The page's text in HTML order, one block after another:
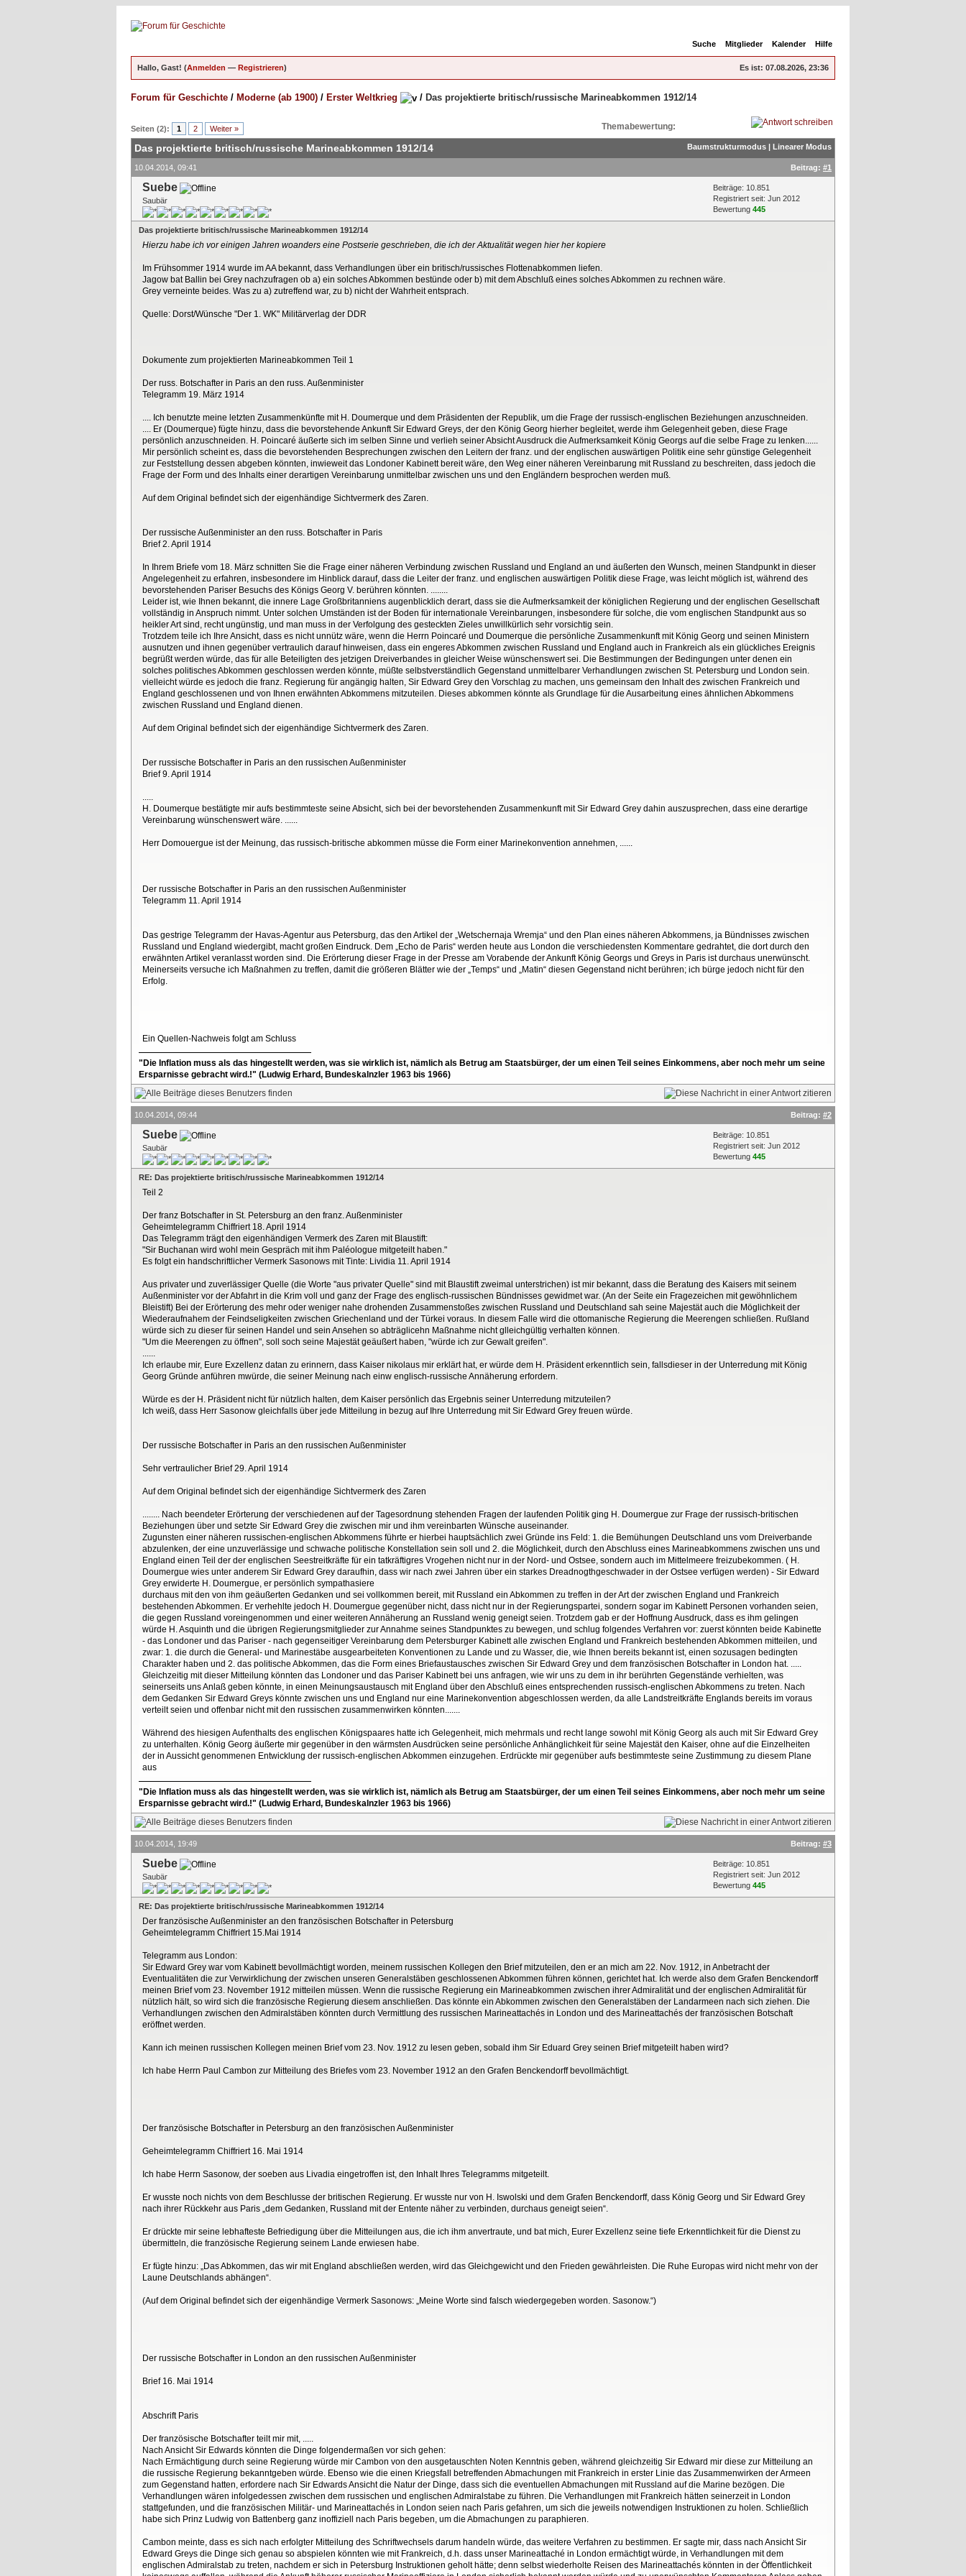
Suche Mitglieder Kalender Hilfe
Es ist: 07.08.2026, 23:36
Hallo, Gast! (Anmelden — Registrieren)
Forum für Geschichte / Moderne (ab 1900) / Erster Weltkrieg / Das projektierte britisch/russische Marineabkommen 1912/14
Seiten (2): 1 2 Weiter » Themabewertung:
Baumstrukturmodus | Linearer Modus
Das projektierte britisch/russische Marineabkommen 1912/14
10.04.2014, 09:41 Beitrag: #1
Suebe
Saubär
Beiträge: 10.851
Registriert seit: Jun 2012
Bewertung 445
Das projektierte britisch/russische Marineabkommen 1912/14
Hierzu habe ich vor einigen Jahren woanders eine Postserie geschrieben, die ich der Aktualität wegen hier her kopiere
Im Frühsommer 1914 wurde im AA bekannt, dass Verhandlungen über ein britisch/russisches Flottenabkommen liefen.
Jagow bat Ballin bei Grey nachzufragen ob a) ein solches Abkommen bestünde oder b) mit dem Abschluß eines solches Abkommen zu rechnen wäre.
Grey verneinte beides. Was zu a) zutreffend war, zu b) nicht der Wahrheit entsprach.
Quelle: Dorst/Wünsche "Der 1. WK" Militärverlag der DDR
Dokumente zum projektierten Marineabkommen Teil 1
Der russ. Botschafter in Paris an den russ. Außenminister
Telegramm 19. März 1914
.... Ich benutzte meine letzten Zusammenkünfte mit H. Doumerque und dem Präsidenten der Republik, um die Frage der russisch-englischen Beziehungen anzuschneiden.
.... Er (Doumerque) fügte hinzu, dass die bevorstehende Ankunft Sir Edward Greys, der den König Georg hierher begleitet, werde ihm Gelegenheit geben, diese Frage
persönlich anzuschneiden. H. Poincaré äußerte sich im selben Sinne und verlieh seiner Absicht Ausdruck die Aufmerksamkeit König Georgs auf die selbe Frage zu lenken......
Mir persönlich scheint es, dass die bevorstehenden Besprechungen zwischen den Leitern der franz. und der englischen auswärtigen Politik eine sehr günstige Gelegenheit
zur Feststellung dessen abgeben könnten, inwieweit das Londoner Kabinett bereit wäre, den Weg einer näheren Vereinbarung mit Russland zu beschreiten, dass jedoch die
Frage der Form und des Inhalts einer derartigen Vereinbarung unmittelbar zwischen uns und den Engländern besprochen werden muß.
Auf dem Original befindet sich der eigenhändige Sichtvermerk des Zaren.
Der russische Außenminister an den russ. Botschafter in Paris
Brief 2. April 1914
In Ihrem Briefe vom 18. März schnitten Sie die Frage einer näheren Verbindung zwischen Russland und England an und äußerten den Wunsch, meinen Standpunkt in dieser
Angelegenheit zu erfahren, insbesondere im Hinblick darauf, dass die Leiter der franz. und englischen auswärtigen Politik diese Frage, was leicht möglich ist, während des
bevorstehenden Pariser Besuchs des Königs Georg V. berühren könnten. ........
Leider ist, wie Ihnen bekannt, die innere Lage Großbritanniens augenblicklich derart, dass sie die Aufmerksamkeit der königlichen Regierung und der englischen Gesellschaft
vollständig in Anspruch nimmt. Unter solchen Umständen ist der Boden für internationale Vereinbarungen, insbesondere für solche, die vom englischen Standpunkt aus so
heikler Art sind, recht ungünstig, und man muss in der Verfolgung des gesteckten Zieles unwillkürlich sehr vorsichtig sein.
Trotzdem teile ich Ihre Ansicht, dass es nicht unnütz wäre, wenn die Herrn Poincaré und Doumerque die persönliche Zusammenkunft mit König Georg und seinen Ministern
ausnutzen und ihnen gegenüber vertraulich darauf hinweisen, dass ein engeres Abkommen zwischen Russland und England auch in Frankreich als ein glückliches Ereignis
begrüßt werden würde, das für alle Beteiligten des jetzigen Dreiverbandes in gleicher Weise wünschenswert sei. Die Bestimmungen der Bedingungen unter denen ein
solches politisches Abkommen geschlossen werden könnte, müßte selbstverständlich Gegenstand unmittelbarer Verhandlungen zwischen St. Petersburg und London sein.
vielleicht würde es jedoch die franz. Regierung für angängig halten, Sir Edward Grey den Vorschlag zu machen, uns gemeinsam den Inhalt des zwischen Frankreich und
England geschlossenen und von Ihnen erwähnten Abkommens mitzuteilen. Dieses abkommen könnte als Grundlage für die Ausarbeitung eines ähnlichen Abkommens
zwischen Russland und England dienen.
Auf dem Original befindet sich der eigenhändige Sichtvermerk des Zaren.
Der russische Botschafter in Paris an den russischen Außenminister
Brief 9. April 1914
H. Doumerque bestätigte mir aufs bestimmteste seine Absicht, sich bei der bevorstehenden Zusammenkunft mit Sir Edward Grey dahin auszusprechen, dass eine derartige
Vereinbarung wünschenswert wäre. ......
Herr Domouergue ist der Meinung, das russisch-britische abkommen müsse die Form einer Marinekonvention annehmen, ......
Der russische Botschafter in Paris an den russischen Außenminister
Telegramm 11. April 1914
Das gestrige Telegramm der Havas-Agentur aus Petersburg, das den Artikel der „Wetschernaja Wremja“ und den Plan eines näheren Abkommens, ja Bündnisses zwischen
Russland und England wiedergibt, macht großen Eindruck. Dem „Echo de Paris“ werden heute aus London die verschiedensten Kommentare gedrahtet, die dort durch den
erwähnten Artikel veranlasst worden sind. Die Erörterung dieser Frage in der Presse am Vorabende der Ankunft König Georgs und Greys in Paris ist durchaus unerwünscht.
Meinerseits versuche ich Maßnahmen zu treffen, damit die größeren Blätter wie der „Temps“ und „Matin“ diesen Gegenstand nicht berühren; ich bürge jedoch nicht für den
Erfolg.
Ein Quellen-Nachweis folgt am Schluss
"Die Inflation muss als das hingestellt werden, was sie wirklich ist, nämlich als Betrug am Staatsbürger, der um einen Teil seines Einkommens, aber noch mehr um seine
Ersparnisse gebracht wird.!" (Ludwig Erhard, Bundeskalnzler 1963 bis 1966)
10.04.2014, 09:44 Beitrag: #2
Suebe
Saubär
Beiträge: 10.851
Registriert seit: Jun 2012
Bewertung 445
RE: Das projektierte britisch/russische Marineabkommen 1912/14
Teil 2
Der franz Botschafter in St. Petersburg an den franz. Außenminister
Geheimtelegramm Chiffriert 18. April 1914
Das Telegramm trägt den eigenhändigen Vermerk des Zaren mit Blaustift:
"Sir Buchanan wird wohl mein Gespräch mit ihm Paléologue mitgeteilt haben."
Es folgt ein handschriftlicher Vermerk Sasonows mit Tinte: Lividia 11. April 1914
Aus privater und zuverlässiger Quelle (die Worte "aus privater Quelle" sind mit Blaustift zweimal unterstrichen) ist mir bekannt, dass die Beratung des Kaisers mit seinem
Außenminister vor der Abfahrt in die Krim voll und ganz der Frage des englisch-russischen Bündnisses gewidmet war. (An der Seite ein Fragezeichen mit gewöhnlichem
Bleistift) Bei der Erörterung des mehr oder weniger nahe drohenden Zusammenstoßes zwischen Russland und Deutschland sah seine Majestät auch die Möglichkeit der
Wiederaufnahem der Feindseligkeiten zwischen Griechenland und der Türkei voraus. In diesem Falle wird die ottomanische Regierung die Meerengen schließen. Rußland
würde sich zu dieser für seinen Handel und sein Ansehen so abträglicehn Maßnahme nicht glleichgültig verhalten können.
"Um die Meerengen zu öffnen", soll soch seine Majestät geäußert haben, "würde ich zur Gewalt greifen".
Ich erlaube mir, Eure Exzellenz datan zu erinnern, dass Kaiser nikolaus mir erklärt hat, er würde dem H. Präsident erkenntlich sein, fallsdieser in der Unterredung mit König
Georg Gründe anführen mwürde, die seiner Meinung nach einw englisch-russische Annäherung erfordern.
Würde es der H. Präsident nicht für nützlich halten, dem Kaiser persönlich das Ergebnis seiner Unterredung mitzuteilen?
Ich weiß, dass Herr Sasonow gleichfalls über jede Mitteilung in bezug auf Ihre Unterredung mit Sir Edward Grey freuen würde.
Der russische Botschafter in Paris an den russischen Außenminister
Sehr vertraulicher Brief 29. April 1914
Auf dem Original befindet sich der eigenhändige Sichtvermerk des Zaren
........ Nach beendeter Erörterung der verschiedenen auf der Tagesordnung stehenden Fragen der laufenden Politik ging H. Doumergue zur Frage der russisch-britischen
Beziehungen über und setzte Sir Edward Grey die zwischen mir und ihm vereinbarten Wünsche auseinander.
Zugunsten einer näheren russischen-englischen Abkommens führte er hierbei hauptsächlich zwei Gründe ins Feld: 1. die Bemühungen Deutschland uns vom Dreiverbande
abzulenken, der eine unzuverlässige und schwache politische Konstellation sein soll und 2. die Möglichkeit, durch den Abschluss eines Marineabkommens zwischen uns und
England einen Teil der der englischen Seestreitkräfte für ein tatkräftigres Vrogehen nicht nur in der Nord- und Ostsee, sondern auch im Mittelmeere freizubekommen. ( H.
Doumergue wies unter anderem Sir Edward Grey daraufhin, dass wir nach zwei Jahren über ein starkes Dreadnogthgeschwader in der Ostsee verfügen werden) - Sir Edward
Grey erwiderte H. Doumergue, er persönlich sympathasiere
durchaus mit den von ihm geäußerten Gedanken und sei vollkommen bereit, mit Russland ein Abkommen zu treffen in der Art der zwischen England und Frankreich
bestehenden Abkommen. Er verhehlte jedoch H. Doumergue gegenüber nicht, dass nicht nur in der Regierungspartei, sondern sogar im Kabinett Personen vorhanden seien,
die gegen Russland voreingenommen und einer weiteren Annäherung an Russland wenig geneigt seien. Trotzdem gab er der Hoffnung Ausdruck, dass es ihm gelingen
würde H. Asquinth und die übrigen Regierungsmitglieder zur Annahme seines Standpunktes zu bewegen, und schlug folgendes Verfahren vor: zuerst könnten beide Kabinette
- das Londoner und das Pariser - nach gegenseitiger Vereinbarung dem Petersburger Kabinett alle zwischen England und Frankreich bestehenden Abkommen mitteilen, und
zwar: 1. die durch die General- und Marinestäbe ausgearbeiteten Konventionen zu Lande und zu Wasser, die, wie Ihnen bereits bekannt ist, einen sozusagen bedingten
Charakter haben und 2. das politische Abkommen, das die Form eines Briefaustausches zwischen Sir Edward Grey und dem französischen Botschafter in London hat. .....
Gleichzeitig mit dieser Mitteilung könnten das Londoner und das Pariser Kabinett bei uns anfragen, wie wir uns zu dem in ihr berührten Gegenstände verhielten, was
seinerseits uns Anlaß geben könnte, in einen Meinungsaustausch mit England über den Abschluß eines entsprechenden russisch-englischen Abkommens zu treten. Nach
dem Gedanken Sir Edward Greys könnte zwischen uns und England nur eine Marinekonvention abgeschlossen werden, da alle Landstreitkräfte Englands bereits im voraus
verteilt seien und offenbar nicht mit den russischen zusammenwirken könnten.......
Während des hiesigen Aufenthalts des englischen Königspaares hatte ich Gelegenheit, mich mehrmals und recht lange sowohl mit König Georg als auch mit Sir Edward Grey
zu unterhalten. König Georg äußerte mir gegenüber in den wärmsten Ausdrücken seine persönliche Anhänglichkeit für seine Majestät den Kaiser, ohne auf die Einzelheiten
der in Aussicht genommenen Entwicklung der russisch-englischen Abkommen einzugehen. Erdrückte mir gegenüber aufs bestimmteste seine Zustimmung zu diesem Plane
aus
"Die Inflation muss als das hingestellt werden, was sie wirklich ist, nämlich als Betrug am Staatsbürger, der um einen Teil seines Einkommens, aber noch mehr um seine
Ersparnisse gebracht wird.!" (Ludwig Erhard, Bundeskalnzler 1963 bis 1966)
10.04.2014, 19:49 Beitrag: #3
Suebe
Saubär
Beiträge: 10.851
Registriert seit: Jun 2012
Bewertung 445
RE: Das projektierte britisch/russische Marineabkommen 1912/14
Der französische Außenminister an den französischen Botschafter in Petersburg
Geheimtelegramm Chiffriert 15.Mai 1914
Telegramm aus London:
Sir Edward Grey war vom Kabinett bevollmächtigt worden, meinem russischen Kollegen den Brief mitzuteilen, den er an mich am 22. Nov. 1912, in Anbetracht der
Eventualitäten die zur Verwirklichung der zwischen unseren Generalstäben geschlossenen Abkommen führen können, gerichtet hat. Ich werde also dem Grafen Benckendorff
meinen Brief vom 23. November 1912 mitteilen müssen. Wenn die russische Regierung ein Marineabkommen zwischen ihrer Admiralität und der englischen Admiralität für
nützlich hält, so wird sich die französische Regierung diesem anschließen. Das könnte ein Abkommen zwischen den Generalstäben der Landarmeen nach sich ziehen. Die
Verhandlungen zwischen den Admiralstäben könnten durch Vermittlung des russischen Marineattachés in London und des Marineattachés der französischen Botschaft
eröffnet werden.
Kann ich meinen russischen Kollegen meinen Brief vom 23. Nov. 1912 zu lesen geben, sobald ihm Sir Eduard Grey seinen Brief mitgeteilt haben wird?
Ich habe Herrn Paul Cambon zur Mitteilung des Briefes vom 23. November 1912 an den Grafen Benckendorff bevollmächtigt.
Der französische Botschafter in Petersburg an den französischen Außenminister
Geheimtelegramm Chiffriert 16. Mai 1914
Ich habe Herrn Sasonow, der soeben aus Livadia eingetroffen ist, den Inhalt Ihres Telegramms mitgeteilt.
Er wusste noch nichts von dem Beschlusse der britischen Regierung. Er wusste nur von H. Iswolski und dem Grafen Benckendorff, dass König Georg und Sir Edward Grey
nach ihrer Rückkehr aus Paris „dem Gedanken, Russland mit der Entente näher zu verbinden, durchaus geneigt seien“.
Er drückte mir seine lebhafteste Befriedigung über die Mitteilungen aus, die ich ihm anvertraute, und bat mich, Eurer Exzellenz seine tiefe Erkenntlichkeit für die Dienst zu
übermitteln, die französische Regierung seinem Lande erwiesen habe.
Er fügte hinzu: „Das Abkommen, das wir mit England abschließen werden, wird das Gleichgewicht und den Frieden gewährleisten. Die Ruhe Europas wird nicht mehr von der
Laune Deutschlands abhängen“.
(Auf dem Original befindet sich der eigenhändige Vermerk Sasonows: „Meine Worte sind falsch wiedergegeben worden. Sasonow.“)
Der russische Botschafter in London an den russischen Außenminister
Brief 16. Mai 1914
Abschrift Paris
Der französische Botschafter teilt mir mit, .....
Nach Ansicht Sir Edwards könnten die Dinge folgendermaßen vor sich gehen:
Nach Ermächtigung durch seine Regierung würde mir Cambon von den ausgetauschten Noten Kenntnis geben, während gleichzeitig Sir Edward mir diese zur Mitteilung an
die russische Regierung bekanntgeben würde. Ebenso wie die einen Kriegsfall betreffenden Abmachungen mit Frankreich in erster Linie das Zusammenwirken der Armeen
zum Gegenstand hatten, erfordere nach Sir Edwards Ansicht die Natur der Dinge, dass sich die eventuellen Abmachungen mit Russland auf die Marine bezögen. Die
Verhandlungen wären infolgedessen zwischen dem russischen und englischen Admiralstabe zu führen. Die Verhandlungen mit Frankreich hätten seinerzeit in London
stattgefunden, und die französischen Militär- und Marineattachés in London seien nach Paris gefahren, um sich die jeweils notwendigen Instruktionen zu holen. Schließlich
habe sich Prinz Ludwig von Battenberg ganz inoffiziell nach Paris begeben, um die Abmachungen zu paraphieren.
Cambon meinte, dass es sich nach erfolgter Mitteilung des Schriftwechsels darum handeln würde, das weitere Verfahren zu bestimmen. Er sagte mir, dass nach Ansicht Sir
Edward Greys die Dinge sich genau so abspielen könnten wie mit Frankreich, d.h. dass unser Marineattaché in London ermächtigt würde, in Verhandlungen mit dem
englischen Admiralstab zu treten, nachdem er sich in Petersburg Instruktionen geholt hätte; denn selbst wiederholte Reisen des Marineattachés könnten in der Öffentlichkeit